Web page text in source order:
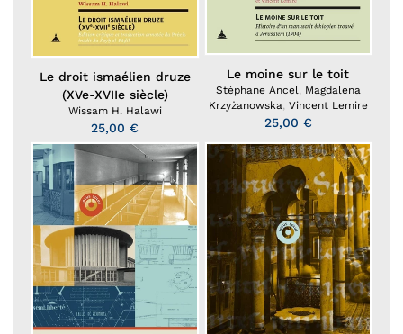
Le droit ismaélien druze
(XVe-XVIIe siècle)
Wissam H. Halawi
25,00 €
Le moine sur le toit
Stéphane Ancel, Magdalena
Krzyżanowska, Vincent Lemire
25,00 €